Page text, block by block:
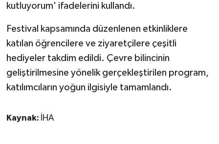
kutluyorum' ifadelerini kullandı.
Festival kapsamında düzenlenen etkinliklere
katılan öğrencilere ve ziyaretçilere çeşitli
hediyeler takdim edildi. Çevre bilincinin
geliştirilmesine yönelik gerçekleştirilen program,
katılımcıların yoğun ilgisiyle tamamlandı.
Kaynak: İHA